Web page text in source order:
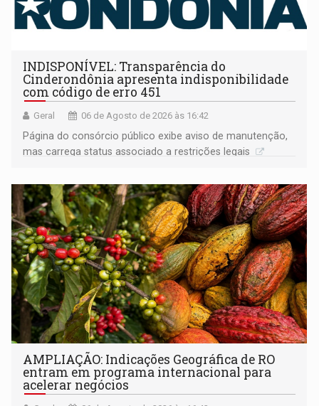
INDISPONÍVEL: Transparência do
Cinderondônia apresenta indisponibilidade
com código de erro 451
Geral 06 de Agosto de 2026 às 16:42
Página do consórcio público exibe aviso de manutenção,
mas carrega status associado a restrições legais
AMPLIAÇÃO: Indicações Geográfica de RO
entram em programa internacional para
acelerar negócios